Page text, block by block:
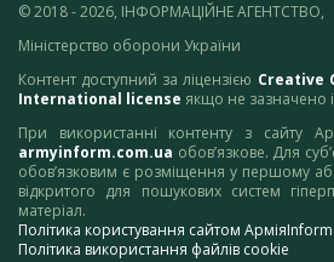
© 2018 - 2026, ІНФОРМАЦІЙНЕ АГЕНТСТВО,
Міністерство оборони України
Контент доступний за ліцензією Creative
International license якщо не зазначено
При використанні контенту з сайту
armyinform.com.ua обов’язкове. Для
обов’язковим є розміщення у першому
відкритого для пошукових систем
матеріал.
Політика користування сайтом АрміяInform
Політика використання файлів cookie